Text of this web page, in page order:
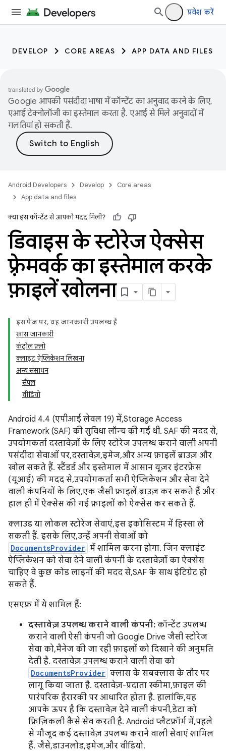
प्रवेश करें
DEVELOP CORE AREAS APP DATA AND FILES
Google आपकी पसंदीदा भाषा में कॉन्टेंट का अनुवाद करने के लिए,
एआई टेक्नोलॉजी का इस्तेमाल करता है. एआई से मिले अनुवादों में
गलतियां हो सकती हैं.
Android Developers Develop
Core areas
App data and files
क्या इस कॉन्टेंट से आपको मदद मिली?
डिवाइस के स्टोरेज ऐक्सेस
फ़्रेमवर्क का इस्तेमाल करके
फ़ाइलें खोलना
इस पेज पर, यह जानकारी उपलब्ध है
खास जानकारी
कंट्रोल फ़्लो
क्लाइंट ऐप्लिकेशन लिखना
अन्य संसाधन
सैंपल
वीडियो
Android 4.4 (एपीआई लेवल 19) में, Storage Access
Framework (SAF) की सुविधा लॉन्च की गई थी. SAF की मदद से,
उपयोगकर्ता दस्तावेज़ों के लिए स्टोरेज उपलब्ध कराने वाली अपनी
पसंदीदा सेवाओं पर, दस्तावेज़, इमेज, और अन्य फ़ाइलें ब्राउज़ और
खोल सकते हैं. स्टैंडर्ड और इस्तेमाल में आसान यूज़र इंटरफ़ेस
(यूआई) की मदद से, उपयोगकर्ता सभी ऐप्लिकेशन और सेवा देने
वाली कंपनियों के लिए, एक जैसी फ़ाइलें ब्राउज़ कर सकते हैं और
हाल ही में ऐक्सेस की गई फ़ाइलों को ऐक्सेस कर सकते हैं.
क्लाउड या लोकल स्टोरेज सेवाएं, इस इकोसिस्‍टम में हिस्सा ले
सकती हैं. इसके लिए, उन्हें अपनी सेवाओं को
DocumentsProvider में शामिल करना होगा. जिन क्लाइंट
ऐप्लिकेशन को सेवा देने वाली कंपनी के दस्तावेज़ों का ऐक्सेस
चाहिए वे कुछ कोड लाइनों की मदद से, SAF के साथ इंटिग्रेट हो
सकते हैं.
एसएफ़ में ये शामिल हैं:
दस्तावेज़ उपलब्ध कराने वाली कंपनी: कॉन्टेंट उपलब्ध
कराने वाली ऐसी कंपनी जो Google Drive जैसी स्टोरेज
सेवा को, मैनेज की जा रही फ़ाइलों को दिखाने की अनुमति
देती है. दस्तावेज़ उपलब्ध कराने वाली सेवा को
DocumentsProvider क्लास के सबक्लास के तौर पर
लागू किया जाता है. दस्तावेज़-प्रदाता स्कीमा, फ़ाइल की
पारंपरिक हैरारकी पर आधारित होता है. हालांकि, यह
आपके ऊपर है कि दस्तावेज़ देने वाली कंपनी, डेटा को
फ़िज़िकली कैसे सेव करती है. Android प्लैटफ़ॉर्म में, पहले
से मौजूद कई दस्तावेज़ उपलब्ध कराने वाली सेवाएं शामिल
हैं. जैसे, डाउनलोड, इमेज, और वीडियो.